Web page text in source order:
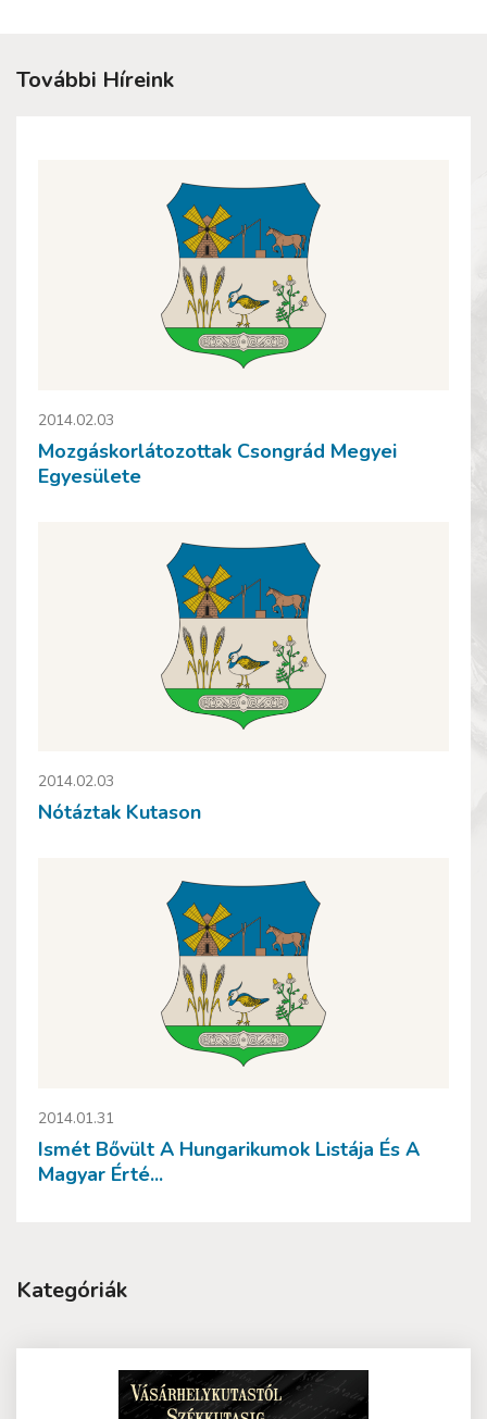
További Híreink
2014.02.03
Mozgáskorlátozottak Csongrád Megyei
Egyesülete
2014.02.03
Nótáztak Kutason
2014.01.31
Ismét Bővült A Hungarikumok Listája És A
Magyar Érté...
Kategóriák